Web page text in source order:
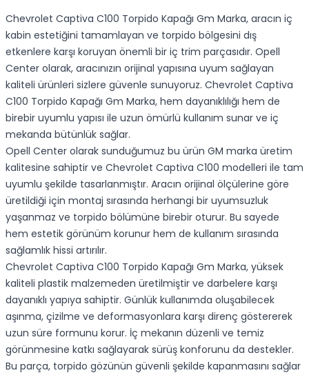
Chevrolet Captiva C100 Torpido Kapağı Gm Marka, aracın iç
kabin estetiğini tamamlayan ve torpido bölgesini dış
etkenlere karşı koruyan önemli bir iç trim parçasıdır. Opell
Center olarak, aracınızın orijinal yapısına uyum sağlayan
kaliteli ürünleri sizlere güvenle sunuyoruz. Chevrolet Captiva
C100 Torpido Kapağı Gm Marka, hem dayanıklılığı hem de
birebir uyumlu yapısı ile uzun ömürlü kullanım sunar ve iç
mekanda bütünlük sağlar.
Opell Center olarak sunduğumuz bu ürün GM marka üretim
kalitesine sahiptir ve Chevrolet Captiva C100 modelleri ile tam
uyumlu şekilde tasarlanmıştır. Aracın orijinal ölçülerine göre
üretildiği için montaj sırasında herhangi bir uyumsuzluk
yaşanmaz ve torpido bölümüne birebir oturur. Bu sayede
hem estetik görünüm korunur hem de kullanım sırasında
sağlamlık hissi artırılır.
Chevrolet Captiva C100 Torpido Kapağı Gm Marka, yüksek
kaliteli plastik malzemeden üretilmiştir ve darbelere karşı
dayanıklı yapıya sahiptir. Günlük kullanımda oluşabilecek
aşınma, çizilme ve deformasyonlara karşı direnç göstererek
uzun süre formunu korur. İç mekanın düzenli ve temiz
görünmesine katkı sağlayarak sürüş konforunu da destekler.
Bu parça, torpido gözünün güvenli şekilde kapanmasını sağlar